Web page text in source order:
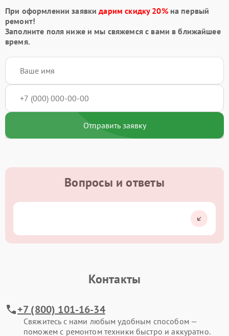
При оформлении заявкидарим скидку 20%на первый
ремонт!
Заполните поля ниже и мы свяжемся с вами в ближайшее
время.
Отправить заявку
Вопросы и ответы
Контакты
+7 (800) 101-16-34
Свяжитесь с нами любым удобным способом —
поможем с ремонтом техники быстро и аккуратно.